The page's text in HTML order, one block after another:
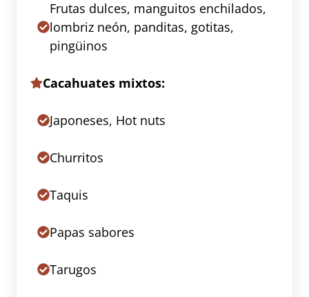
Frutas dulces, manguitos enchilados,
lombriz neón, panditas, gotitas,
pingüinos
Cacahuates mixtos:
Japoneses, Hot nuts
Churritos
Taquis
Papas sabores
Tarugos